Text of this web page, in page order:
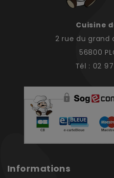
Cuisine
2 rue du grand
56800
Tél : 02 97
Informations